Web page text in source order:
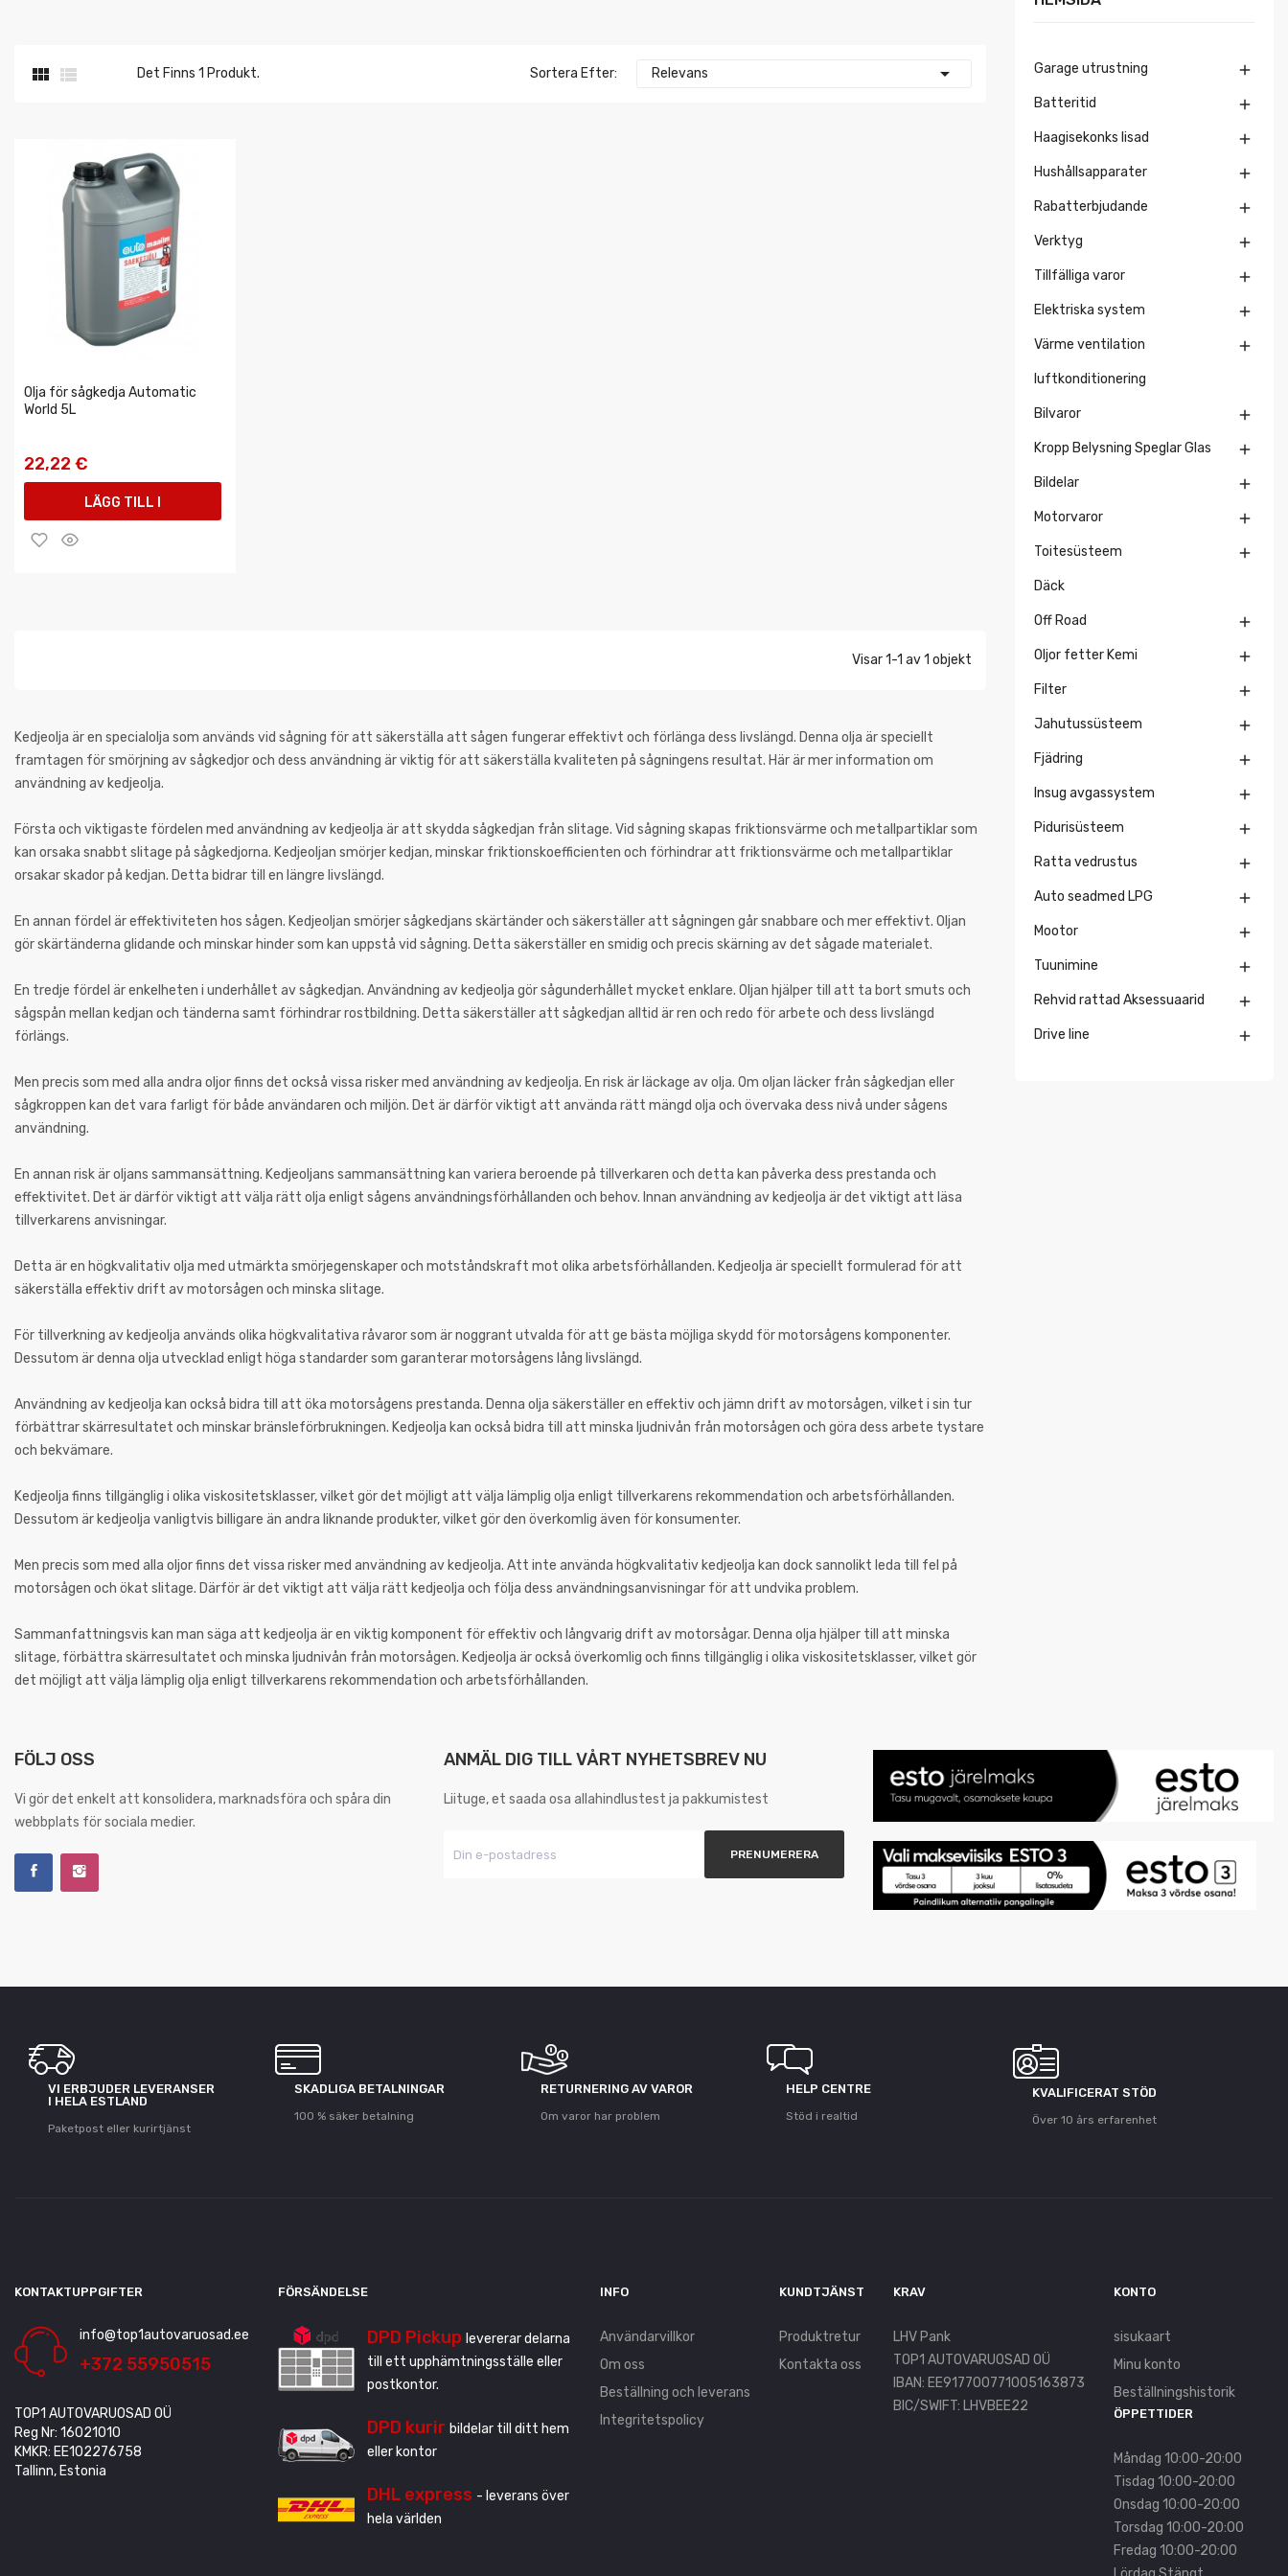
  Det Finns 1 Produkt. Sortera Efter: Relevans 
Olja för sågkedja Automatic
World 5L
22,22 €
LÄGG TILL I
VARUKORGEN
Visar 1-1 av 1 objekt
Kedjeolja är en specialolja som används vid sågning för att säkerställa att sågen fungerar effektivt och förlänga dess livslängd. Denna olja är speciellt
framtagen för smörjning av sågkedjor och dess användning är viktig för att säkerställa kvaliteten på sågningens resultat. Här är mer information om
användning av kedjeolja.
Första och viktigaste fördelen med användning av kedjeolja är att skydda sågkedjan från slitage. Vid sågning skapas friktionsvärme och metallpartiklar som
kan orsaka snabbt slitage på sågkedjorna. Kedjeoljan smörjer kedjan, minskar friktionskoefficienten och förhindrar att friktionsvärme och metallpartiklar
orsakar skador på kedjan. Detta bidrar till en längre livslängd.
En annan fördel är effektiviteten hos sågen. Kedjeoljan smörjer sågkedjans skärtänder och säkerställer att sågningen går snabbare och mer effektivt. Oljan
gör skärtänderna glidande och minskar hinder som kan uppstå vid sågning. Detta säkerställer en smidig och precis skärning av det sågade materialet.
En tredje fördel är enkelheten i underhållet av sågkedjan. Användning av kedjeolja gör sågunderhållet mycket enklare. Oljan hjälper till att ta bort smuts och
sågspån mellan kedjan och tänderna samt förhindrar rostbildning. Detta säkerställer att sågkedjan alltid är ren och redo för arbete och dess livslängd
förlängs.
Men precis som med alla andra oljor finns det också vissa risker med användning av kedjeolja. En risk är läckage av olja. Om oljan läcker från sågkedjan eller
sågkroppen kan det vara farligt för både användaren och miljön. Det är därför viktigt att använda rätt mängd olja och övervaka dess nivå under sågens
användning.
En annan risk är oljans sammansättning. Kedjeoljans sammansättning kan variera beroende på tillverkaren och detta kan påverka dess prestanda och
effektivitet. Det är därför viktigt att välja rätt olja enligt sågens användningsförhållanden och behov. Innan användning av kedjeolja är det viktigt att läsa
tillverkarens anvisningar.
Detta är en högkvalitativ olja med utmärkta smörjegenskaper och motståndskraft mot olika arbetsförhållanden. Kedjeolja är speciellt formulerad för att
säkerställa effektiv drift av motorsågen och minska slitage.
För tillverkning av kedjeolja används olika högkvalitativa råvaror som är noggrant utvalda för att ge bästa möjliga skydd för motorsågens komponenter.
Dessutom är denna olja utvecklad enligt höga standarder som garanterar motorsågens lång livslängd.
Användning av kedjeolja kan också bidra till att öka motorsågens prestanda. Denna olja säkerställer en effektiv och jämn drift av motorsågen, vilket i sin tur
förbättrar skärresultatet och minskar bränsleförbrukningen. Kedjeolja kan också bidra till att minska ljudnivån från motorsågen och göra dess arbete tystare
och bekvämare.
Kedjeolja finns tillgänglig i olika viskositetsklasser, vilket gör det möjligt att välja lämplig olja enligt tillverkarens rekommendation och arbetsförhållanden.
Dessutom är kedjeolja vanligtvis billigare än andra liknande produkter, vilket gör den överkomlig även för konsumenter.
Men precis som med alla oljor finns det vissa risker med användning av kedjeolja. Att inte använda högkvalitativ kedjeolja kan dock sannolikt leda till fel på
motorsågen och ökat slitage. Därför är det viktigt att välja rätt kedjeolja och följa dess användningsanvisningar för att undvika problem.
Sammanfattningsvis kan man säga att kedjeolja är en viktig komponent för effektiv och långvarig drift av motorsågar. Denna olja hjälper till att minska
slitage, förbättra skärresultatet och minska ljudnivån från motorsågen. Kedjeolja är också överkomlig och finns tillgänglig i olika viskositetsklasser, vilket gör
det möjligt att välja lämplig olja enligt tillverkarens rekommendation och arbetsförhållanden.
Garage utrustning 
Batteritid 
Haagisekonks lisad 
Hushållsapparater 
Rabatterbjudande 
Verktyg 
Tillfälliga varor 
Elektriska system 
Värme ventilation
luftkonditionering

Bilvaror 
Kropp Belysning Speglar Glas 
Bildelar 
Motorvaror 
Toitesüsteem 
Däck
Off Road 
Oljor fetter Kemi 
Filter 
Jahutussüsteem 
Fjädring 
Insug avgassystem 
Pidurisüsteem 
Ratta vedrustus 
Auto seadmed LPG 
Mootor 
Tuunimine 
Rehvid rattad Aksessuaarid 
Drive line 
FÖLJ OSS
Vi gör det enkelt att konsolidera, marknadsföra och spåra din
webbplats för sociala medier.
ANMÄL DIG TILL VÅRT NYHETSBREV NU
Liituge, et saada osa allahindlustest ja pakkumistest
VI ERBJUDER LEVERANSER
I HELA ESTLAND
Paketpost eller kurirtjänst
SKADLIGA BETALNINGAR
100 % säker betalning
RETURNERING AV VAROR
Om varor har problem
HELP CENTRE
Stöd i realtid
KVALIFICERAT STÖD
Över 10 års erfarenhet
KONTAKTUPPGIFTER
info@top1autovaruosad.ee
+372 55950515
TOP1 AUTOVARUOSAD OÜ
Reg Nr: 16021010
KMKR: EE102276758
Tallinn, Estonia
FÖRSÄNDELSE
DPD Pickup levererar delarna
till ett upphämtningsställe eller
postkontor.
DPD kurir bildelar till ditt hem
eller kontor
DHL express - leverans över
hela världen
INFO
Användarvillkor
Om oss
Beställning och leverans
Integritetspolicy
KUNDTJÄNST
Produktretur
Kontakta oss
KRAV
LHV Pank
TOP1 AUTOVARUOSAD OÜ
IBAN: EE917700771005163873
BIC/SWIFT: LHVBEE22
KONTO
sisukaart
Minu konto
Beställningshistorik
ÖPPETTIDER
Måndag 10:00-20:00
Tisdag 10:00-20:00
Onsdag 10:00-20:00
Torsdag 10:00-20:00
Fredag 10:00-20:00